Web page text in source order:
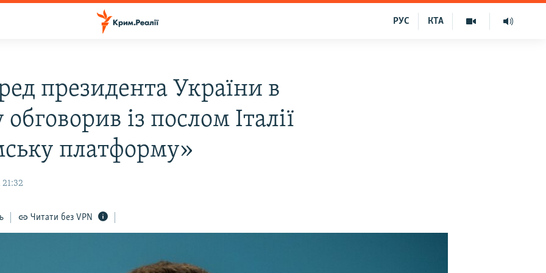
КТА
РУС
президента України в
із послом Італії
платформу»
21:32
Читати без VPN